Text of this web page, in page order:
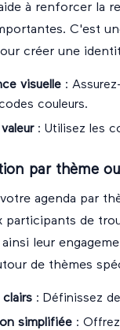
à renforcer la
C'est
créer une
visuelle :
couleurs.
: Utilisez les
par thème
agenda par
participants de
leur
de thèmes
clairs : Définissez
simplifiée :